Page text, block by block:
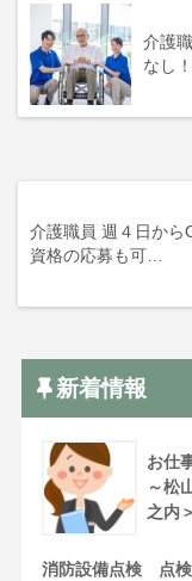
介護
なし
介護職員 週４日から
資格の応募も可…
新着情報
お仕
～松
之内＞
消防設備点検 点検